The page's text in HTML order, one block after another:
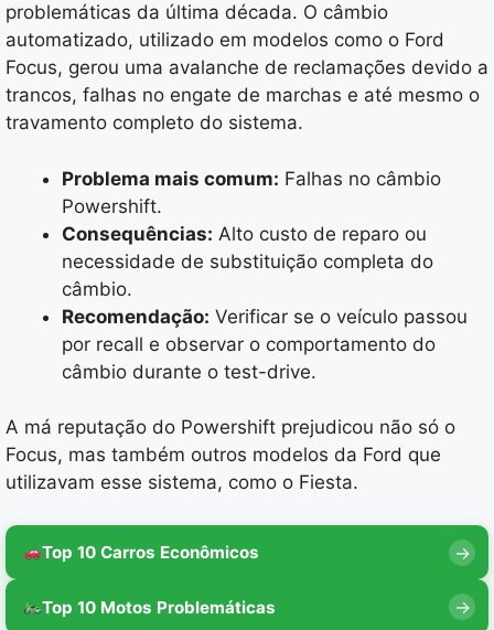
problemáticas da última década. O câmbio
automatizado, utilizado em modelos como o Ford
Focus, gerou uma avalanche de reclamações devido a
trancos, falhas no engate de marchas e até mesmo o
travamento completo do sistema.
Problema mais comum: Falhas no câmbio
Powershift.
Consequências: Alto custo de reparo ou
necessidade de substituição completa do
câmbio.
Recomendação: Verificar se o veículo passou
por recall e observar o comportamento do
câmbio durante o test-drive.
A má reputação do Powershift prejudicou não só o
Focus, mas também outros modelos da Ford que
utilizavam esse sistema, como o Fiesta.
Top 10 Carros Econômicos
Top 10 Motos Problemáticas